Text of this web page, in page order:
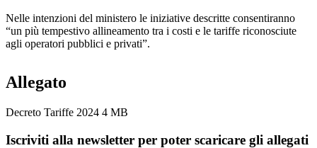
Nelle intenzioni del ministero le iniziative descritte consentiranno
“un più tempestivo allineamento tra i costi e le tariffe riconosciute
agli operatori pubblici e privati”.
Allegato
Decreto Tariffe 2024 4 MB
Iscriviti alla newsletter per poter scaricare gli allegati